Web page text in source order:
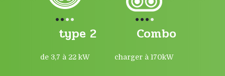
type 2
de 3,7 à 22 kW
Combo
charger à 170kW